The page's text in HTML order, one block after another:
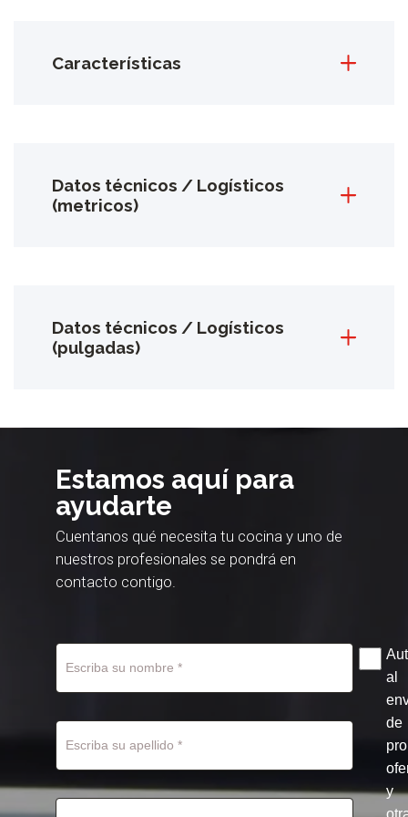
Características
Datos técnicos / Logísticos
(metricos)
Datos técnicos / Logísticos
(pulgadas)
Estamos aquí para
ayudarte
Cuentanos qué necesita tu cocina y uno de
nuestros profesionales se pondrá en
contacto contigo.
al
de
y